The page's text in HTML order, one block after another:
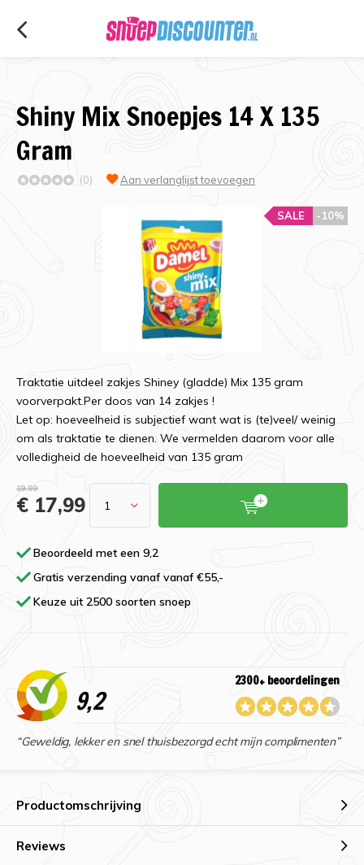
Shiny Mix Snoepjes 14 X 135
Gram
(0) Aan verlanglijst toevoegen
-10%
SALE
Traktatie uitdeel zakjes Shiney (gladde) Mix 135 gram
voorverpakt.Per doos van 14 zakjes !
Let op: hoeveelheid is subjectief want wat is (te)veel/ weinig
om als traktatie te dienen. We vermelden daarom voor alle
volledigheid de hoeveelheid van 135 gram
19,99
€ 17,99
Beoordeeld met een 9,2
Gratis verzending vanaf vanaf €55,-
Keuze uit 2500 soorten snoep
9,2
2300+ beoordelingen
“Geweldig, lekker en snel thuisbezorgd echt mijn complimenten”
Productomschrijving
Reviews